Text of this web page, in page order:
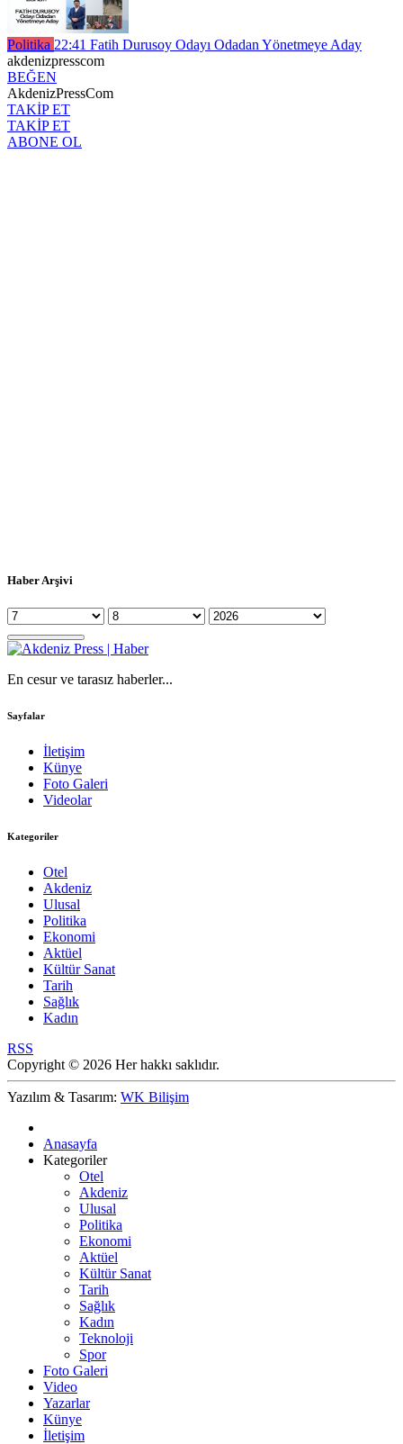
Politika 22:41 Fatih Durusoy Odayı Odadan Yönetmeye Aday
akdenizpresscom
BEĞEN
AkdenizPressCom
TAKİP ET
TAKİP ET
ABONE OL
Haber Arşivi
En cesur ve tarasız haberler...
Sayfalar
İletişim
Künye
Foto Galeri
Videolar
Kategoriler
Otel
Akdeniz
Ulusal
Politika
Ekonomi
Aktüel
Kültür Sanat
Tarih
Sağlık
Kadın
RSS
Copyright © 2026 Her hakkı saklıdır.
Yazılım & Tasarım: WK Bilişim
Anasayfa
Kategoriler
Otel
Akdeniz
Ulusal
Politika
Ekonomi
Aktüel
Kültür Sanat
Tarih
Sağlık
Kadın
Teknoloji
Spor
Foto Galeri
Video
Yazarlar
Künye
İletişim